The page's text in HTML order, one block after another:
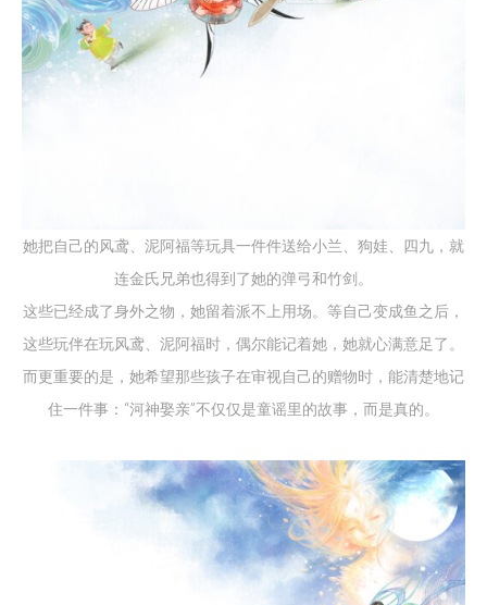
她把自己的风鸢、泥阿福等玩具一件件送给小兰、狗娃、四九，就
连金氏兄弟也得到了她的弹弓和竹剑。
这些已经成了身外之物，她留着派不上用场。等自己变成鱼之后，
这些玩伴在玩风鸢、泥阿福时，偶尔能记着她，她就心满意足了。
而更重要的是，她希望那些孩子在审视自己的赠物时，能清楚地记
住一件事：“河神娶亲”不仅仅是童谣里的故事，而是真的。